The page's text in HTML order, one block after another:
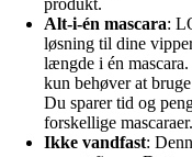
produkt.
Alt-i-én mascara:
løsning til dine
længde i én
kun behøver at
Du sparer tid og
forskellige mascaraer.
Ikke vandfast: